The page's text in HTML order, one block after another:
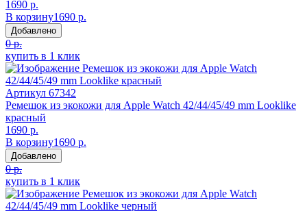
1690 р.
В корзину1690 р.
Добавлено
0 р.
купить в 1 клик
Артикул 67342
Ремешок из экокожи для Apple Watch 42/44/45/49 mm Looklike
красный
1690 р.
В корзину1690 р.
Добавлено
0 р.
купить в 1 клик